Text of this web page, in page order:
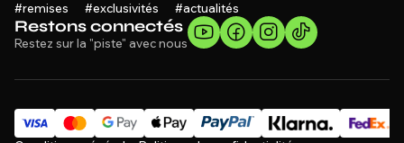
Restons connectés
Restez sur la "piste" avec nous
#remises #exclusivités #actualités